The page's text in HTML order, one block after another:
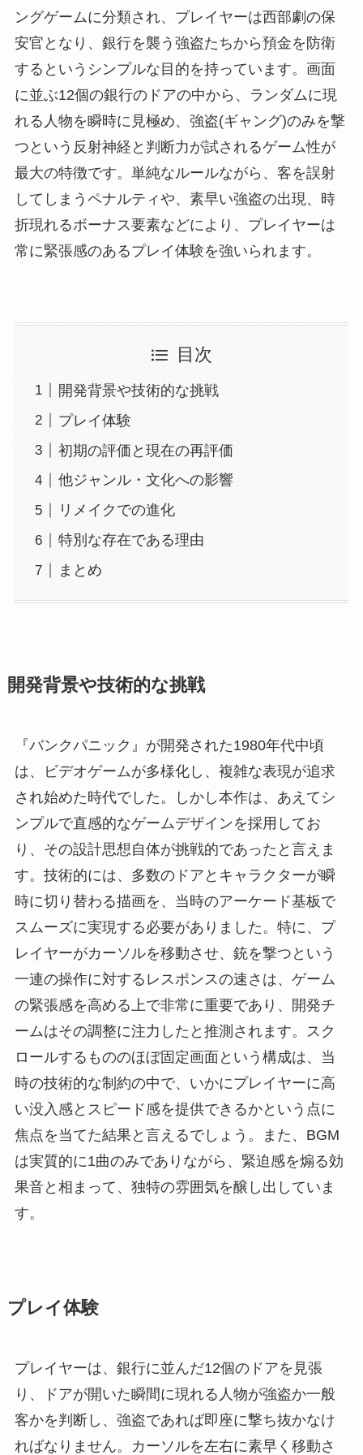
ングゲームに分類され、プレイヤーは西部劇の保
安官となり、銀行を襲う強盗たちから預金を防衛
するというシンプルな目的を持っています。画面
に並ぶ12個の銀行のドアの中から、ランダムに現
れる人物を瞬時に見極め、強盗(ギャング)のみを撃
つという反射神経と判断力が試されるゲーム性が
最大の特徴です。単純なルールながら、客を誤射
してしまうペナルティや、素早い強盗の出現、時
折現れるボーナス要素などにより、プレイヤーは
常に緊張感のあるプレイ体験を強いられます。
目次
開発背景や技術的な挑戦
プレイ体験
初期の評価と現在の再評価
他ジャンル・文化への影響
リメイクでの進化
特別な存在である理由
まとめ
開発背景や技術的な挑戦
『バンクパニック』が開発された1980年代中頃
は、ビデオゲームが多様化し、複雑な表現が追求
され始めた時代でした。しかし本作は、あえてシ
ンプルで直感的なゲームデザインを採用してお
り、その設計思想自体が挑戦的であったと言えま
す。技術的には、多数のドアとキャラクターが瞬
時に切り替わる描画を、当時のアーケード基板で
スムーズに実現する必要がありました。特に、プ
レイヤーがカーソルを移動させ、銃を撃つという
一連の操作に対するレスポンスの速さは、ゲーム
の緊張感を高める上で非常に重要であり、開発チ
ームはその調整に注力したと推測されます。スク
ロールするもののほぼ固定画面という構成は、当
時の技術的な制約の中で、いかにプレイヤーに高
い没入感とスピード感を提供できるかという点に
焦点を当てた結果と言えるでしょう。また、BGM
は実質的に1曲のみでありながら、緊迫感を煽る効
果音と相まって、独特の雰囲気を醸し出していま
す。
プレイ体験
プレイヤーは、銀行に並んだ12個のドアを見張
り、ドアが開いた瞬間に現れる人物が強盗か一般
客かを判断し、強盗であれば即座に撃ち抜かなけ
ればなりません。カーソルを左右に素早く移動さ